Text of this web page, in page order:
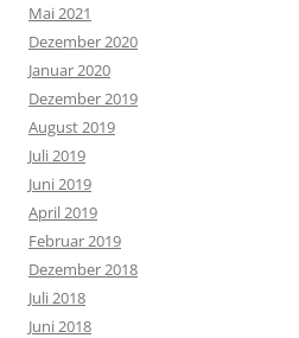
Mai 2021
Dezember 2020
Januar 2020
Dezember 2019
August 2019
Juli 2019
Juni 2019
April 2019
Februar 2019
Dezember 2018
Juli 2018
Juni 2018